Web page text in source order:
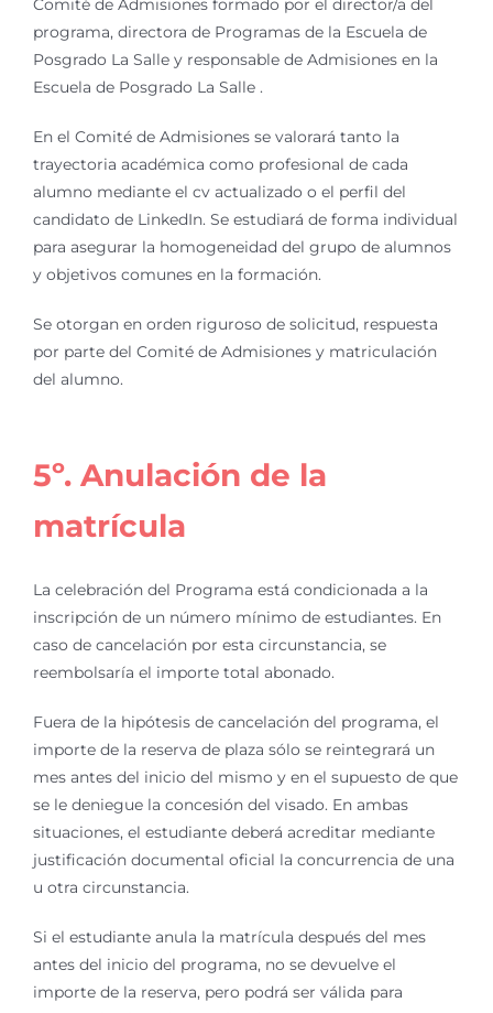
Comité de Admisiones formado por el director/a del
programa, directora de Programas de la Escuela de
Posgrado La Salle y responsable de Admisiones en la
Escuela de Posgrado La Salle .
En el Comité de Admisiones se valorará tanto la
trayectoria académica como profesional de cada
alumno mediante el cv actualizado o el perfil del
candidato de LinkedIn. Se estudiará de forma individual
para asegurar la homogeneidad del grupo de alumnos
y objetivos comunes en la formación.
Se otorgan en orden riguroso de solicitud, respuesta
por parte del Comité de Admisiones y matriculación
del alumno.
5º. Anulación de la
matrícula
La celebración del Programa está condicionada a la
inscripción de un número mínimo de estudiantes. En
caso de cancelación por esta circunstancia, se
reembolsaría el importe total abonado.
Fuera de la hipótesis de cancelación del programa, el
importe de la reserva de plaza sólo se reintegrará un
mes antes del inicio del mismo y en el supuesto de que
se le deniegue la concesión del visado. En ambas
situaciones, el estudiante deberá acreditar mediante
justificación documental oficial la concurrencia de una
u otra circunstancia.
Si el estudiante anula la matrícula después del mes
antes del inicio del programa, no se devuelve el
importe de la reserva, pero podrá ser válida para